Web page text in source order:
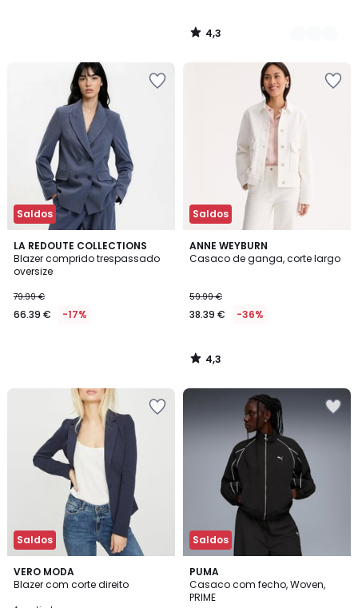
4,3
/
Saldos
LA REDOUTE COLLECTIONS
Blazer comprido trespassado
oversize
79.99 €
66.39 € -17%
Saldos
ANNE WEYBURN
Casaco de ganga, corte largo
59.99 €
38.39 € -36%
4,3
/ 5
4,3
/
Saldos
VERO MODA
Blazer com corte direito
4,3
/ 5
2
Cores
Saldos
PUMA
Casaco com fecho, Woven,
PRIME